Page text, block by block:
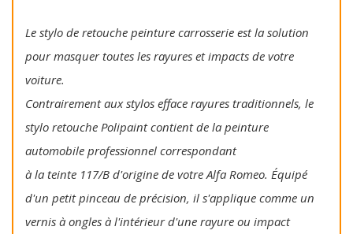
Le stylo de retouche peinture carrosserie est la solution
pour masquer toutes les rayures et impacts de votre
voiture.
Contrairement aux stylos efface rayures traditionnels, le
stylo retouche Polipaint contient de la peinture
automobile professionnel correspondant
à la teinte 117/B d'origine de votre Alfa Romeo. Équipé
d'un petit pinceau de précision, il s'applique comme un
vernis à ongles à l'intérieur d'une rayure ou impact